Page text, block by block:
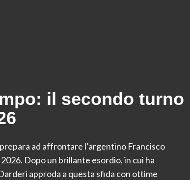
il secondo turno
ad affrontare l’argentino Francisco
Dopo un brillante esordio, in cui ha
approda a questa sfida con ottime